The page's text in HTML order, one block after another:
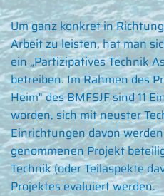
Um ganz konkret in
Arbeit zu leisten, hat man
ein „Partizipatives Technik
betreiben. Im Rahmen des
Heim" des BMFSJF sind 11
worden, sich mit neuster
Einrichtungen davon
genommenen Projekt
Technik (oder Teilaspekte
Projektes evaluiert werden.